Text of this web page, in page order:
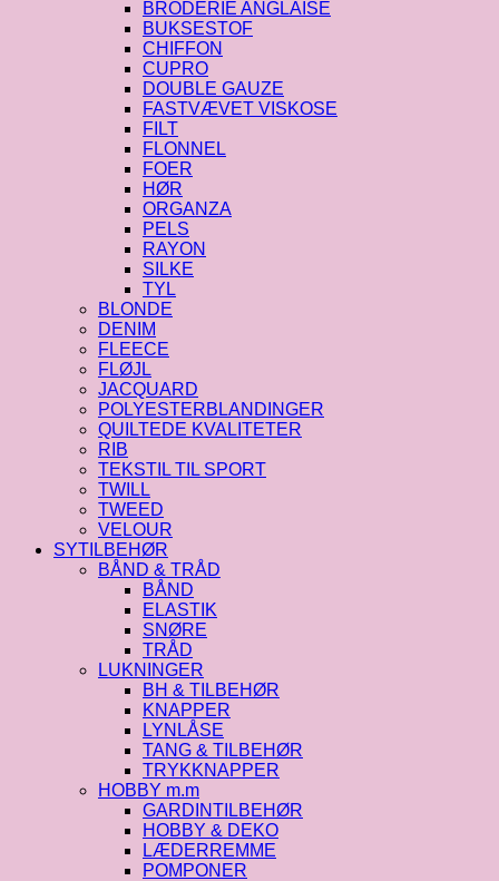
BRODERIE ANGLAISE
BUKSESTOF
CHIFFON
CUPRO
DOUBLE GAUZE
FASTVÆVET VISKOSE
FILT
FLONNEL
FOER
HØR
ORGANZA
PELS
RAYON
SILKE
TYL
BLONDE
DENIM
FLEECE
FLØJL
JACQUARD
POLYESTERBLANDINGER
QUILTEDE KVALITETER
RIB
TEKSTIL TIL SPORT
TWILL
TWEED
VELOUR
SYTILBEHØR
BÅND & TRÅD
BÅND
ELASTIK
SNØRE
TRÅD
LUKNINGER
BH & TILBEHØR
KNAPPER
LYNLÅSE
TANG & TILBEHØR
TRYKKNAPPER
HOBBY m.m
GARDINTILBEHØR
HOBBY & DEKO
LÆDERREMME
POMPONER